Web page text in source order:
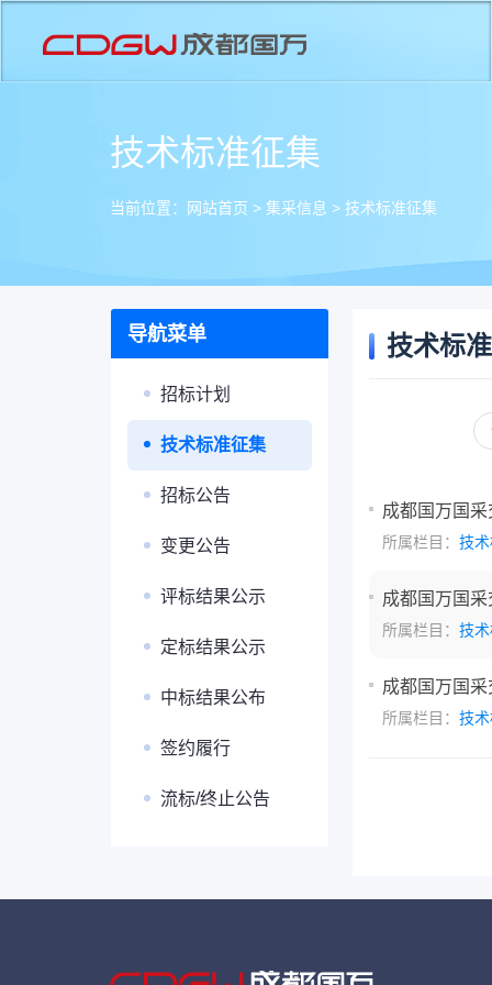
技术标准征集
当前位置： 网站首页 > 集采信息 > 技术标准征集
导航菜单
招标计划
技术标准征集
招标公告
变更公告
评标结果公示
定标结果公示
中标结果公布
签约履行
流标/终止公告
技术标
成都国万国
所属栏目： 技
成都国万国
所属栏目： 技
成都国万国
所属栏目： 技